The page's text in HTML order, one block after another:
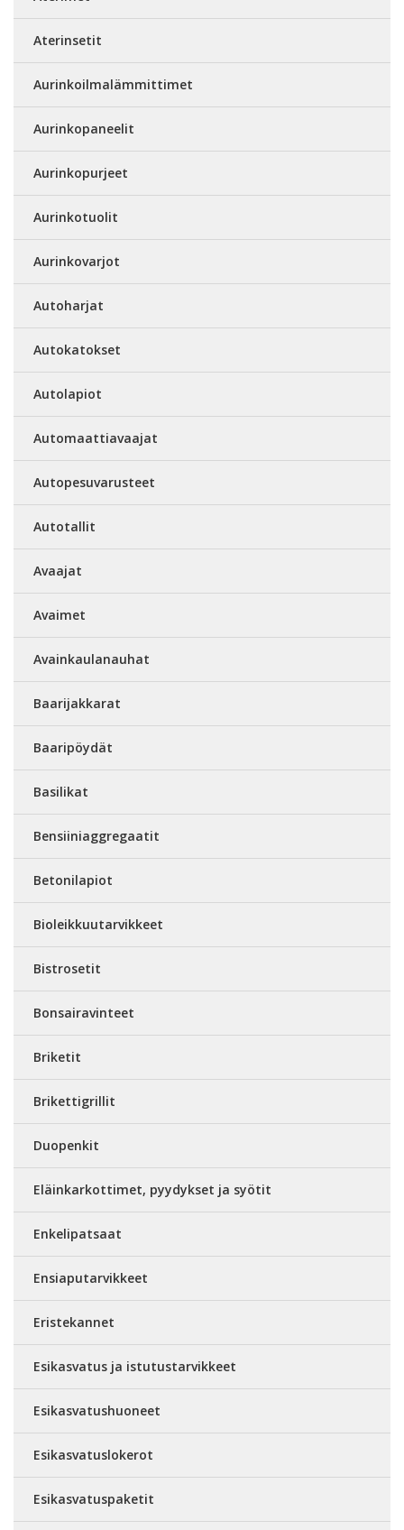
Aterinsetit
Aurinkoilmalämmittimet
Aurinkopaneelit
Aurinkopurjeet
Aurinkotuolit
Aurinkovarjot
Autoharjat
Autokatokset
Autolapiot
Automaattiavaajat
Autopesuvarusteet
Autotallit
Avaajat
Avaimet
Avainkaulanauhat
Baarijakkarat
Baaripöydät
Basilikat
Bensiiniaggregaatit
Betonilapiot
Bioleikkuutarvikkeet
Bistrosetit
Bonsairavinteet
Briketit
Brikettigrillit
Duopenkit
Eläinkarkottimet, pyydykset ja syötit
Enkelipatsaat
Ensiaputarvikkeet
Eristekannet
Esikasvatus ja istutustarvikkeet
Esikasvatushuoneet
Esikasvatuslokerot
Esikasvatuspaketit